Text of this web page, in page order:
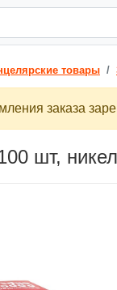
товары
заказа
шт,